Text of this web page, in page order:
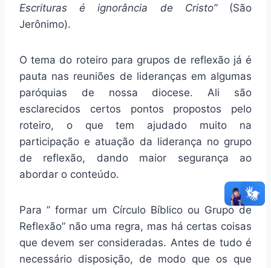
Escrituras é ignorância de Cristo” (São
Jerônimo).
O tema do roteiro para grupos de reflexão já é
pauta nas reuniões de lideranças em algumas
paróquias de nossa diocese. Ali são
esclarecidos certos pontos propostos pelo
roteiro, o que tem ajudado muito na
participação e atuação da liderança no grupo
de reflexão, dando maior segurança ao
abordar o conteúdo.
Para ” formar um Círculo Bíblico ou Grupo de
Reflexão” não uma regra, mas há certas coisas
que devem ser consideradas. Antes de tudo é
necessário disposição, de modo que os que